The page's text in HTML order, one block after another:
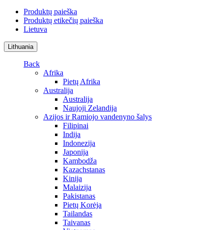
Produktų paieška
Produktų etikečių paieška
Lietuva
Lithuania
Back
Afrika
Pietų Afrika
Australija
Australija
Naujoji Zelandija
Azijos ir Ramiojo vandenyno šalys
Filipinai
Indija
Indonezija
Japonija
Kambodža
Kazachstanas
Kinija
Malaizija
Pakistanas
Pietų Korėja
Tailandas
Taivanas